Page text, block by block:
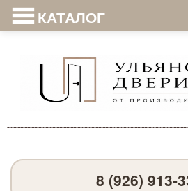
КАТАЛОГ
8 (926) 913-